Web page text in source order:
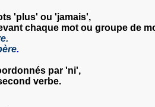
'plus' ou 'jamais',
chaque mot ou groupe de
.
par 'ni',
verbe.